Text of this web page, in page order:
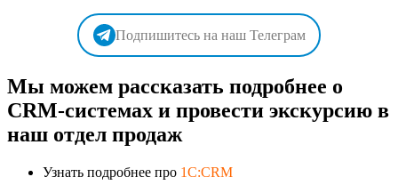
Подпишитесь на наш Телеграм
Мы можем рассказать подробнее о
CRM-системах и провести экскурсию в
наш отдел продаж
Узнать подробнее про 1C:CRM